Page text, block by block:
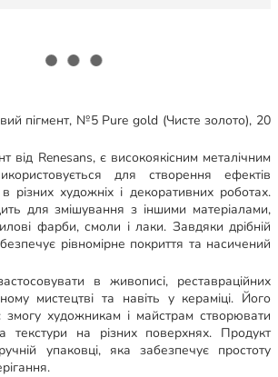
пігмент, №5 Pure gold (Чисте золото), 20
від Renesans, є високоякісним металiчним
для створення ефектів
різних художніх і декоративних роботах.
для змішування з іншими матеріалами,
фарби, смоли і лаки. Завдяки дрібній
рівномірне покриття та насичений
в живописі, реставраційних
мистецтві та навіть у кераміці. Його
змогу художникам і майстрам створювати
текстури на різних поверхнях. Продукт
упаковці, яка забезпечує простоту